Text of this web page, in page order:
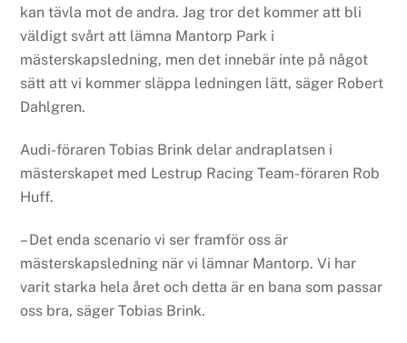
kan tävla mot de andra. Jag tror det kommer att bli
väldigt svårt att lämna Mantorp Park i
mästerskapsledning, men det innebär inte på något
sätt att vi kommer släppa ledningen lätt, säger Robert
Dahlgren.
Audi-föraren Tobias Brink delar andraplatsen i
mästerskapet med Lestrup Racing Team-föraren Rob
Huff.
– Det enda scenario vi ser framför oss är
mästerskapsledning när vi lämnar Mantorp. Vi har
varit starka hela året och detta är en bana som passar
oss bra, säger Tobias Brink.